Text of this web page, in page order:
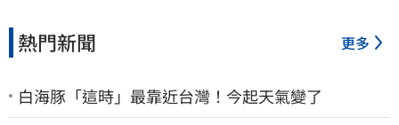
熱門新聞 更多
白海豚「這時」最靠近台灣！今起天氣變了